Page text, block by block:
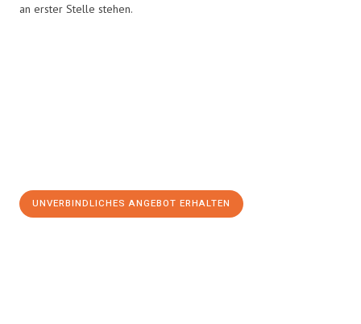
an erster Stelle stehen.
UNVERBINDLICHES ANGEBOT ERHALTEN